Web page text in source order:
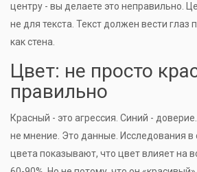
центру - вы делаете это неправильно.
не для текста. Текст должен вести глаз
как стена.
Цвет: не просто
правильно
Красный - это агрессия. Синий -
не мнение. Это данные. Исследования в
цвета показывают, что цвет влияет на